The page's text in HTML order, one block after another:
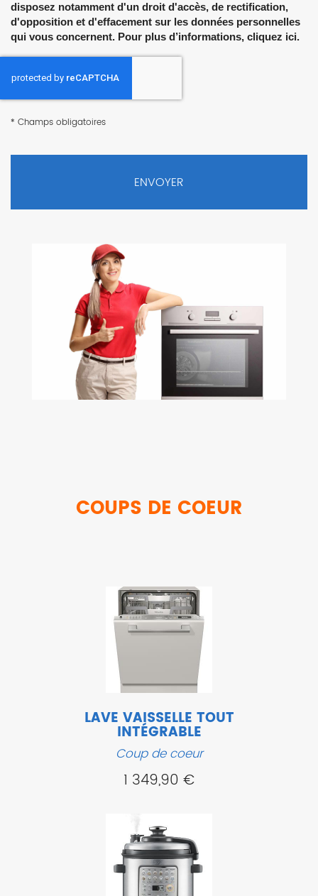
disposez notamment d'un droit d'accès, de rectification,
d'opposition et d'effacement sur les données personnelles
qui vous concernent. Pour plus d’informations, cliquez ici.
* Champs obligatoires
COUPS DE COEUR
LAVE VAISSELLE TOUT
INTÉGRABLE
Coup de coeur
1 349,90 €